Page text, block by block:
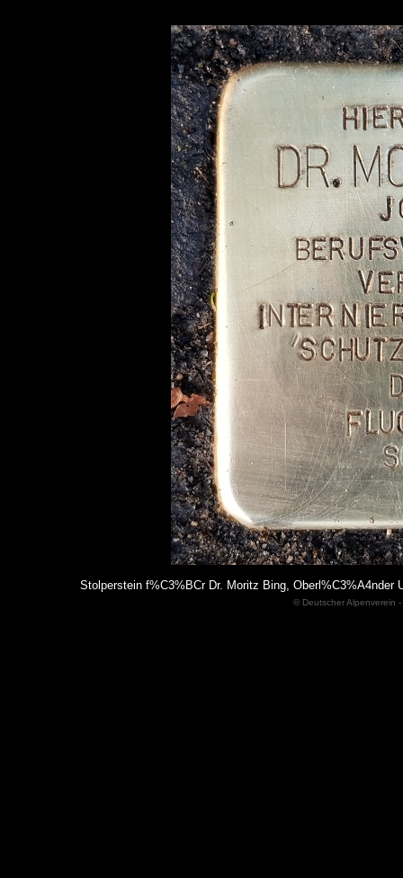
Stolperstein f%C3%BCr Dr. Moritz Bing,
© Deutscher Alpenverein